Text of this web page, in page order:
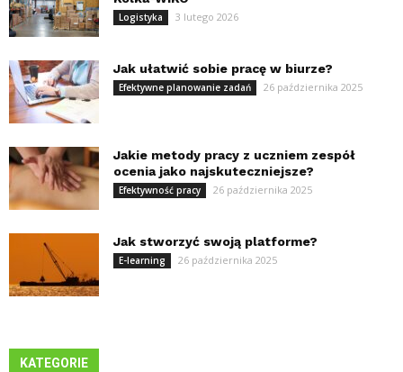
Logistyka 3 lutego 2026
Jak ułatwić sobie pracę w biurze?
Efektywne planowanie zadań 26 października 2025
Jakie metody pracy z uczniem zespół
ocenia jako najskuteczniejsze?
Efektywność pracy 26 października 2025
Jak stworzyć swoją platforme?
E-learning 26 października 2025
KATEGORIE